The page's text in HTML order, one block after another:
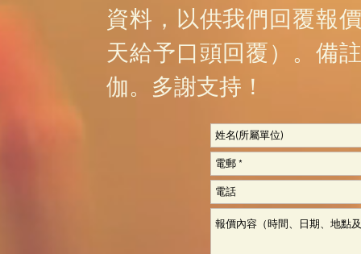
資料，以供我們回覆報
天給予口頭回覆）。備
伽。多謝支持！